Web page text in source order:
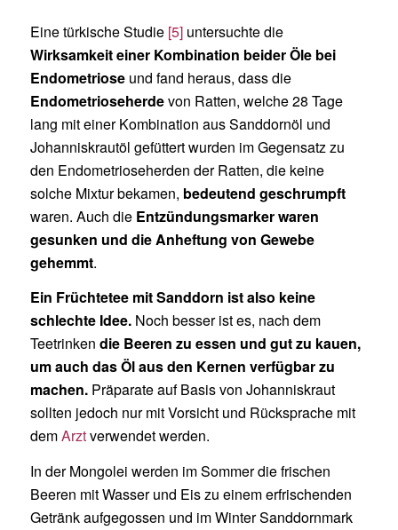
Eine türkische Studie [5]untersuchte die
Wirksamkeit einer Kombination beider Öle bei
Endometrioseund fand heraus, dass die
Endometrioseherdevon Ratten, welche 28 Tage
lang mit einer Kombination aus Sanddornöl und
Johanniskrautöl gefüttert wurden im Gegensatz zu
den Endometrioseherden der Ratten, die keine
solche Mixtur bekamen, bedeutend geschrumpft
waren. Auch die Entzündungsmarker waren
gesunken und die Anheftung von Gewebe
gehemmt.
Ein Früchtetee mit Sanddorn ist also keine
schlechte Idee.Noch besser ist es, nach dem
Teetrinken die Beeren zu essen und gut zu kauen,
um auch das Öl aus den Kernen verfügbar zu
machen.Präparate auf Basis von Johanniskraut
sollten jedoch nur mit Vorsicht und Rücksprache mit
demArztverwendet werden.
In der Mongolei werden im Sommer die frischen
Beeren mit Wasser und Eis zu einem erfrischenden
Getränk aufgegossen und im Winter Sanddornmark